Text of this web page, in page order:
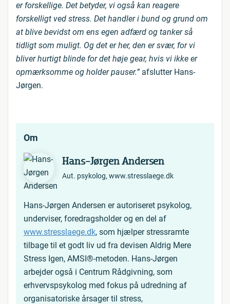
er forskellige. Det betyder, vi også kan reagere
forskelligt ved stress. Det handler i bund og grund om
at blive bevidst om ens egen adfærd og tanker så
tidligt som muligt. Og det er her, den er svær, for vi
bliver hurtigt blinde for det høje gear, hvis vi ikke er
opmærksomme og holder pauser.” afslutter Hans-
Jørgen.
Om
Hans-Jørgen Andersen
Aut. psykolog, www.stresslaege.dk
Hans-Jørgen Andersen er autoriseret psykolog,
underviser, foredragsholder og en del af
www.stresslaege.dk, som hjælper stressramte
tilbage til et godt liv ud fra devisen Aldrig Mere
Stress Igen, AMSI®-metoden. Hans-Jørgen
arbejder også i Centrum Rådgivning, som
erhvervspsykolog med fokus på udredning af
organisatoriske årsager til stress,